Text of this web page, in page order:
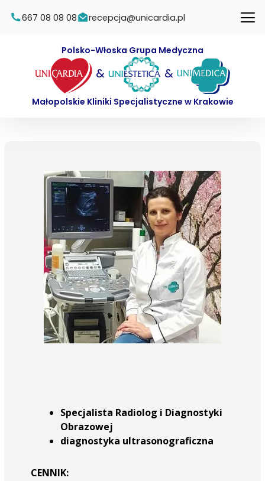
667 08 08 08 recepcja@unicardia.pl
Polsko-Włoska Grupa Medyczna
& &
Małopolskie Kliniki Specjalistyczne w Krakowie
Specjalista Radiolog i Diagnostyki
Obrazowej
diagnostyka ultrasonograficzna
CENNIK: